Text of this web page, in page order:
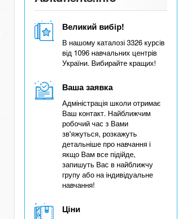
Великий вибір!
В нашому каталозі 3326 курсів
від 1096 навчальних центрів
України. Вибирайте кращих!
Ваша заявка
Адміністрація школи отримає
Ваш контакт. Найближчим
робочий час з Вами
зв'яжуться, розкажуть
детальніше про навчання і
якщо Вам все підійде,
запишуть Вас в найближчу
групу або на індивідуальне
навчання!
Ціни